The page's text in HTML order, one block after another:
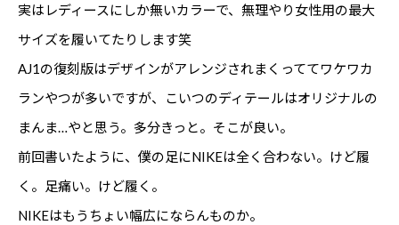
実はレディースにしか無いカラーで、無理やり女性用の最大
サイズを履いてたりします笑
AJ1の復刻版はデザインがアレンジされまくっててワケワカ
ランやつが多いですが、こいつのディテールはオリジナルの
まんま…やと思う。多分きっと。そこが良い。
前回書いたように、僕の足にNIKEは全く合わない。けど履
く。足痛い。けど履く。
NIKEはもうちょい幅広にならんものか。